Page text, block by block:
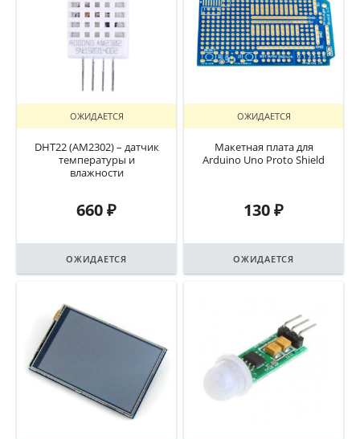
ОЖИДАЕТСЯ
DHT22 (AM2302) – датчик
температуры и
влажности
660₽
ОЖИДАЕТСЯ
ОЖИДАЕТСЯ
Макетная плата для
Arduino Uno Proto Shield
130₽
ОЖИДАЕТСЯ